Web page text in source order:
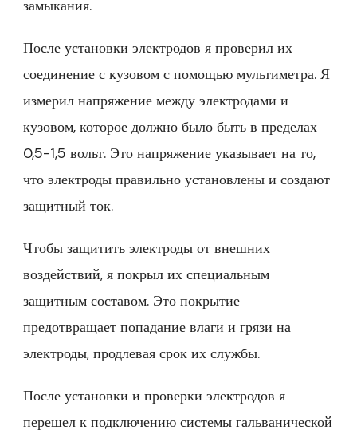
замыкания.
После установки электродов я проверил их
соединение с кузовом с помощью мультиметра. Я
измерил напряжение между электродами и
кузовом, которое должно было быть в пределах
0,5-1,5 вольт. Это напряжение указывает на то,
что электроды правильно установлены и создают
защитный ток.
Чтобы защитить электроды от внешних
воздействий, я покрыл их специальным
защитным составом. Это покрытие
предотвращает попадание влаги и грязи на
электроды, продлевая срок их службы.
После установки и проверки электродов я
перешел к подключению системы гальванической